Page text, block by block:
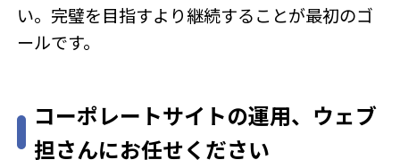
い。完璧を目指すより継続することが最初のゴ
ールです。
コーポレートサイトの運用、ウェブ
担さんにお任せください